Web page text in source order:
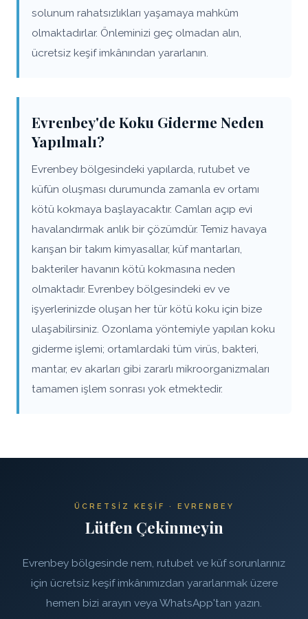
solunum rahatsızlıkları yaşamaya mahkûm
olmaktadırlar. Önleminizi geç olmadan alın,
ücretsiz keşif imkânından yararlanın.
Evrenbey'de Koku Giderme Neden
Yapılmalı?
Evrenbey bölgesindeki yapılarda, rutubet ve
küfün oluşması durumunda zamanla ev ortamı
kötü kokmaya başlayacaktır. Camları açıp evi
havalandırmak anlık bir çözümdür. Temiz havaya
karışan bir takım kimyasallar, küf mantarları,
bakteriler havanın kötü kokmasına neden
olmaktadır. Evrenbey bölgesindeki ev ve
işyerlerinizde oluşan her tür kötü koku için bize
ulaşabilirsiniz. Ozonlama yöntemiyle yapılan koku
giderme işlemi; ortamlardaki tüm virüs, bakteri,
mantar, ev akarları gibi zararlı mikroorganizmaları
tamamen işlem sonrası yok etmektedir.
ÜCRETSIZ KEŞIF · EVRENBEY
Lütfen Çekinmeyin
Evrenbey bölgesinde nem, rutubet ve küf sorunlarınız
için ücretsiz keşif imkânımızdan yararlanmak üzere
hemen bizi arayın veya WhatsApp'tan yazın.